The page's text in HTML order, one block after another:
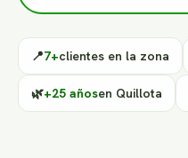
📍7+clientes en la zona
🌿+25 añosen Quillota